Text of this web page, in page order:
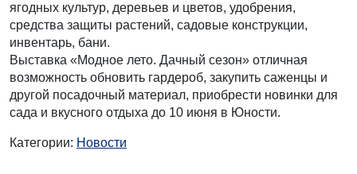
ягодных культур, деревьев и цветов, удобрения,
средства защиты растений, садовые конструкции,
инвентарь, бани.
Выставка «Модное лето. Дачный сезон» отличная
возможность обновить гардероб, закупить саженцы и
другой посадочный материал, приобрести новинки для
сада и вкусного отдыха до 10 июня в Юности.
Категории: Новости